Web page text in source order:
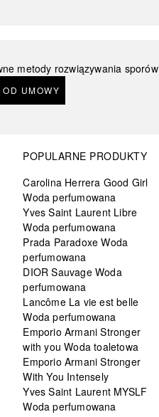
metody rozwiązywania sporów
UMOWY
POPULARNE PRODUKTY
Carolina Herrera Good Girl
Woda perfumowana
Yves Saint Laurent Libre
Woda perfumowana
Prada Paradoxe Woda
perfumowana
DIOR Sauvage Woda
perfumowana
Lancôme La vie est belle
Woda perfumowana
Emporio Armani Stronger
with you Woda toaletowa
Emporio Armani Stronger
With You Intensely
Yves Saint Laurent MYSLF
Woda perfumowana